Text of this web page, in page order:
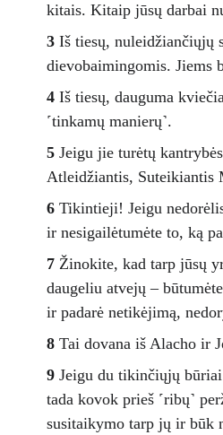
kitais. Kitaip jūsų darbai
3 Iš tiesų, nuleidžiančiųjų
dievobaimingomis. Jiems
4 Iš tiesų, dauguma
˹tinkamų manierų˺.
5 Jeigu jie turėtų
Atleidžiantis, Suteikiantis
6 Tikintieji! Jeigu
ir nesigailėtumėte to, ką
7 Žinokite, kad tarp jūsų
daugeliu atvejų –
ir padarė netikėjimą,
8 Tai dovana iš Alacho ir
9 Jeigu du tikinčiųjų būriai
tada kovok prieš ˹ribų˺
susitaikymo tarp jų ir būk